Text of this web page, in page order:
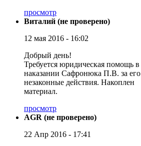
просмотр
Виталий (не проверено)
12 мая 2016 - 16:02
Добрый день!
Требуется юридическая помощь в
наказании Сафронюка П.В. за его
незаконные действия. Накоплен
материал.
просмотр
AGR (не проверено)
22 Апр 2016 - 17:41